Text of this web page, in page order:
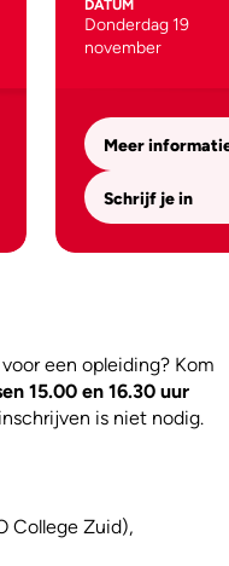
DATUM
Donderdag 19
november
Meer
Schrijf je in
een opleiding? Kom
15.00 en 16.30 uur
is niet nodig.
College Zuid),